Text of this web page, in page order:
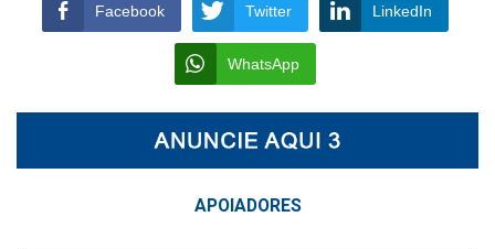
Facebook Twitter LinkedIn
WhatsApp
APOIADORES